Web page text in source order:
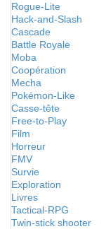
Rogue-Lite
Hack-and-Slash
Cascade
Battle Royale
Moba
Coopération
Mecha
Pokémon-Like
Casse-tête
Free-to-Play
Film
Horreur
FMV
Survie
Exploration
Livres
Tactical-RPG
Twin-stick shooter